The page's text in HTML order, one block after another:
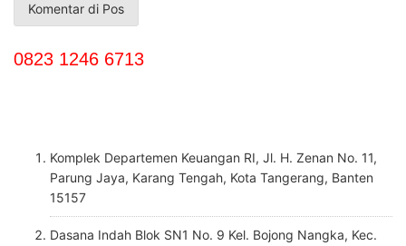
0823 1246 6713
Komplek Departemen Keuangan RI, Jl. H. Zenan No. 11,
Parung Jaya, Karang Tengah, Kota Tangerang, Banten
15157
Dasana Indah Blok SN1 No. 9 Kel. Bojong Nangka, Kec.